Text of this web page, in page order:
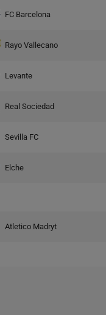
FC Barcelona
Rayo Vallecano
Levante
Real Sociedad
Sevilla FC
Elche
Atletico Madryt